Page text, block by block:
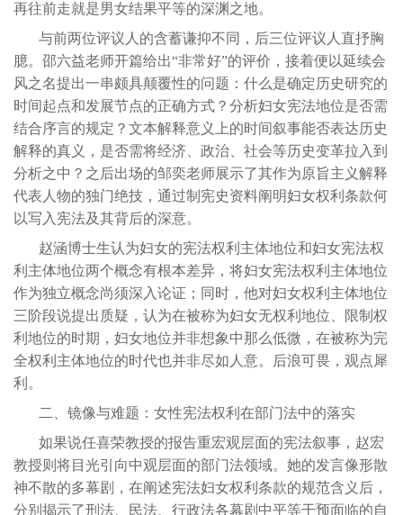
再往前走就是男女结果平等的深渊之地。
与前两位评议人的含蓄谦抑不同，后三位评议人直抒胸
臆。邵六益老师开篇给出“非常好”的评价，接着便以延续会
风之名提出一串颇具颠覆性的问题：什么是确定历史研究的
时间起点和发展节点的正确方式？分析妇女宪法地位是否需
结合序言的规定？文本解释意义上的时间叙事能否表达历史
解释的真义，是否需将经济、政治、社会等历史变革拉入到
分析之中？之后出场的邹奕老师展示了其作为原旨主义解释
代表人物的独门绝技，通过制宪史资料阐明妇女权利条款何
以写入宪法及其背后的深意。
赵涵博士生认为妇女的宪法权利主体地位和妇女宪法权
利主体地位两个概念有根本差异，将妇女宪法权利主体地位
作为独立概念尚须深入论证；同时，他对妇女权利主体地位
三阶段说提出质疑，认为在被称为妇女无权利地位、限制权
利地位的时期，妇女地位并非想象中那么低微，在被称为完
全权利主体地位的时代也并非尽如人意。后浪可畏，观点犀
利。
二、镜像与难题：女性宪法权利在部门法中的落实
如果说任喜荣教授的报告重宏观层面的宪法叙事，赵宏
教授则将目光引向中观层面的部门法领域。她的发言像形散
神不散的多幕剧，在阐述宪法妇女权利条款的规范含义后，
分别揭示了刑法、民法、行政法各幕剧中平等干预面临的自